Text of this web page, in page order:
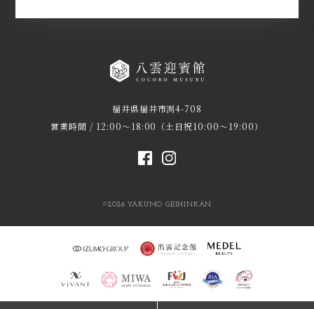
福井県福井市渕4-708
営業時間 / 12:00～18:00（土日祝10:00～19:00）
©2026 YAKUMO GEIHINKAN